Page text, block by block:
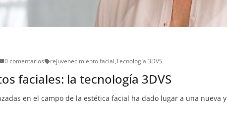
0 comentarios rejuvenecimiento facial,Tecnología 3DVS
faciales: la tecnología 3DVS
en el campo de la estética facial ha dado lugar a una nueva y